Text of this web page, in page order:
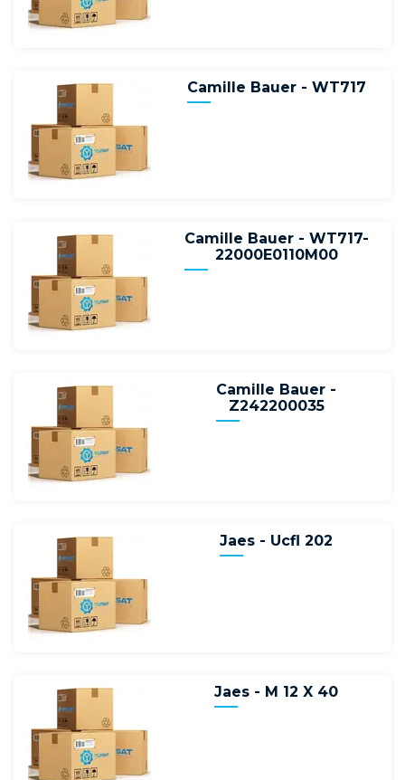
Camille Bauer - WT717
Camille Bauer - WT717-
22000E0110M00
Camille Bauer -
Z242200035
Jaes - Ucfl 202
Jaes - M 12 X 40